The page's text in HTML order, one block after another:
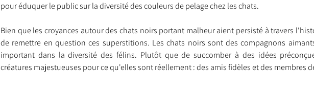
pour éduquer le public sur la diversité des couleurs de pelage chez les chats.
Bien que les croyances autour des chats noirs portant malheur aient persisté à travers
de remettre en question ces superstitions. Les chats noirs sont des compagnons
important dans la diversité des félins. Plutôt que de succomber à des idées
créatures majestueuses pour ce qu'elles sont réellement : des amis fidèles et des membres